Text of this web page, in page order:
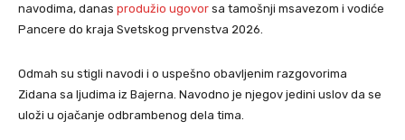
navodima, danas produžio ugovor sa tamošnji msavezom i vodiće
Pancere do kraja Svetskog prvenstva 2026.
Odmah su stigli navodi i o uspešno obavljenim razgovorima
Zidana sa ljudima iz Bajerna. Navodno je njegov jedini uslov da se
uloži u ojačanje odbrambenog dela tima.